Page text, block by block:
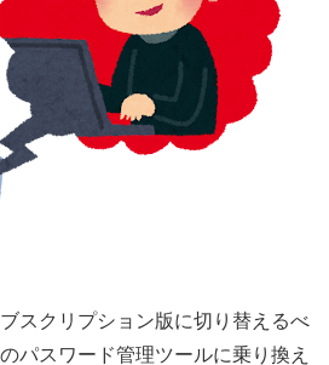
スクリプション版に切り替えるべ
パスワード管理ツールに乗り換え